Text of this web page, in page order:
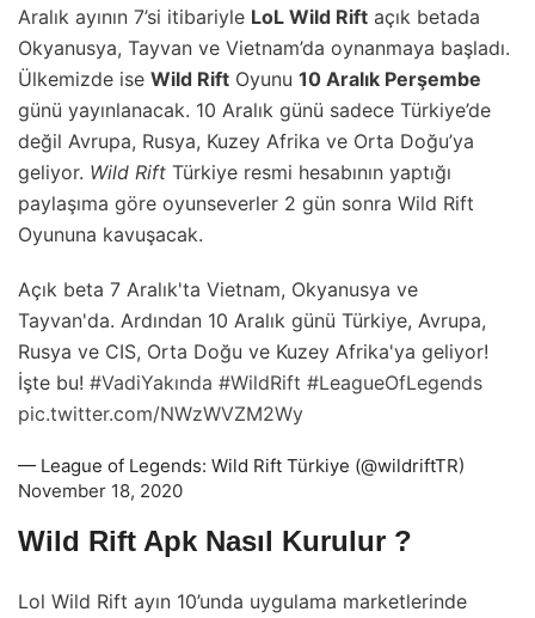
Aralık ayının 7’si itibariyle LoL Wild Rift açık betada
Okyanusya, Tayvan ve Vietnam’da oynanmaya başladı.
Ülkemizde ise Wild Rift Oyunu 10 Aralık Perşembe
günü yayınlanacak. 10 Aralık günü sadece Türkiye’de
değil Avrupa, Rusya, Kuzey Afrika ve Orta Doğu’ya
geliyor. Wild Rift Türkiye resmi hesabının yaptığı
paylaşıma göre oyunseverler 2 gün sonra Wild Rift
Oyununa kavuşacak.
Açık beta 7 Aralık'ta Vietnam, Okyanusya ve
Tayvan'da. Ardından 10 Aralık günü Türkiye, Avrupa,
Rusya ve CIS, Orta Doğu ve Kuzey Afrika'ya geliyor!
İşte bu! #VadiYakında #WildRift #LeagueOfLegends
pic.twitter.com/NWzWVZM2Wy
— League of Legends: Wild Rift Türkiye (@wildriftTR)
November 18, 2020
Wild Rift Apk Nasıl Kurulur ?
Lol Wild Rift ayın 10’unda uygulama marketlerinde